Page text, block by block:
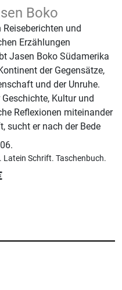
Boko
Reiseberichten und
Erzählungen
Jasen Boko Südamerika
der Gegensätze,
und der Unruhe.
Geschichte, Kultur und
Reflexionen miteinander
sucht er nach der Bede
Latein Schrift.Taschenbuch.